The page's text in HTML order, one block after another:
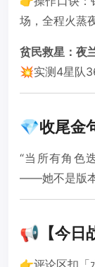
场，全程火蒸
贫民救星：夜
💥实测4星队
💎收尾金
“当所有角色
——她不是版
📢【今日
👉评论区扣「